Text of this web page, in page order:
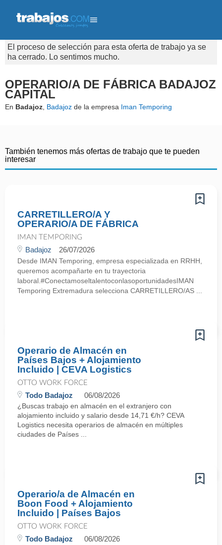
El proceso de selección para esta oferta de trabajo ya se
ha cerrado. Lo sentimos mucho.
OPERARIO/A DE FÁBRICA BADAJOZ
CAPITAL
En Badajoz Badajoz de la empresa Iman Temporing
También tenemos más ofertas de trabajo que te pueden
interesar
CARRETILLERO/A Y
OPERARIO/A DE FÁBRICA
IMAN TEMPORING
Badajoz 26/07/2026
Desde IMAN Temporing, empresa especializada en RRHH,
queremos acompañarte en tu trayectoria
laboral.#ConectamoseltalentoconlasoportunidadesIMAN
Temporing Extremadura selecciona CARRETILLERO/AS ...
Operario de Almacén en
Países Bajos + Alojamiento
Incluido | CEVA Logistics
OTTO WORK FORCE
Todo Badajoz 06/08/2026
¿Buscas trabajo en almacén en el extranjero con
alojamiento incluido y salario desde 14,71 €/h? CEVA
Logistics necesita operarios de almacén en múltiples
ciudades de Países ...
Operario/a de Almacén en
Boon Food + Alojamiento
Incluido | Países Bajos
OTTO WORK FORCE
Todo Badajoz 06/08/2026